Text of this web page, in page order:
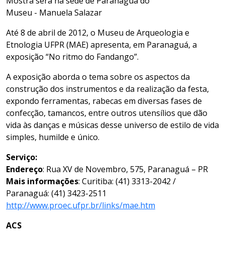
Museu - Manuela Salazar
Até 8 de abril de 2012, o Museu de Arqueologia e
Etnologia UFPR (MAE) apresenta, em Paranaguá, a
exposição “No ritmo do Fandango”.
A exposição aborda o tema sobre os aspectos da
construção dos instrumentos e da realização da festa,
expondo ferramentas, rabecas em diversas fases de
confecção, tamancos, entre outros utensílios que dão
vida às danças e músicas desse universo de estilo de vida
simples, humilde e único.
Serviço:
Endereço: Rua XV de Novembro, 575, Paranaguá – PR
Mais informações: Curitiba: (41) 3313-2042 /
Paranaguá: (41) 3423-2511
http://www.proec.ufpr.br/links/mae.htm
ACS